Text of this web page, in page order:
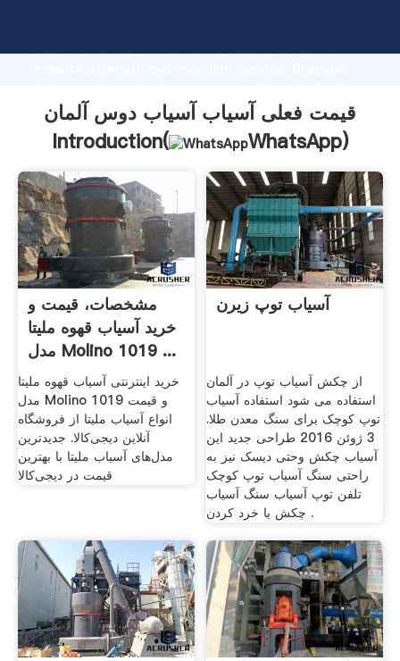
Grasping strong production capability, advanced
value and bring values to all of customers.
قیمت فعلی آسیاب آسیاب دوس آلمان
Introduction(
WhatsApp)
مشخصات، قیمت و
خرید آسیاب قهوه ملیتا
مدل Molino 1019 ...
خرید اینترنتی آسیاب قهوه ملیتا
مدل Molino 1019 و قیمت
انواع آسیاب ملیتا از فروشگاه
آنلاین دیجی‌کالا. جدیدترین
مدل‌های آسیاب ملیتا با بهترین
قیمت در دیجی‌کالا
آسیاب توپ زیرن
از چکش آسیاب توپ در آلمان
استفاده می شود استفاده آسیاب
توپ کوچک برای سنگ معدن طلا.
3 ژوئن 2016 طراحی جدید این
آسیاب چکش وحتی دیسک نیز به
راحتی سنگ آسیاب توپ کوچک
تلفن توپ آسیاب سنگ آسیاب
چکش یا خرد کردن .